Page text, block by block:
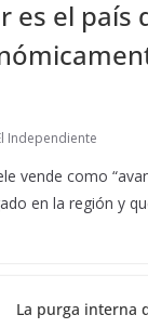
es el país
Independiente
vende como
en la región y
La purga interna